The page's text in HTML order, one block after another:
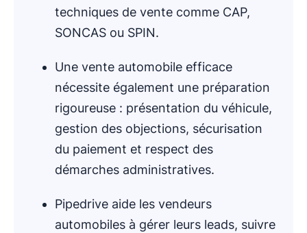
techniques de vente comme CAP,
SONCAS ou SPIN.
Une vente automobile efficace
nécessite également une préparation
rigoureuse : présentation du véhicule,
gestion des objections, sécurisation
du paiement et respect des
démarches administratives.
Pipedrive aide les vendeurs
automobiles à gérer leurs leads, suivre